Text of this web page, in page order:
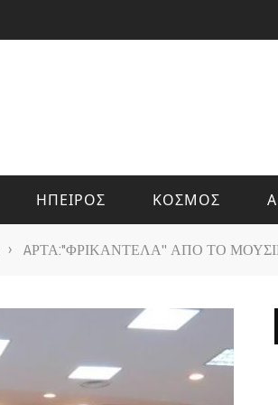
ΗΠΕΙΡΟΣ ΚΟΣΜΟΣ
› AΡΤΑ:"ΦΡΙΚΑΝΤΕΛΑ'' ΑΠΟ ΤΟ